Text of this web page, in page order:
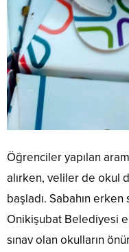
Öğrenciler yapılan
alırken, veliler de okul
başladı. Sabahın
Onikişubat Belediyesi
sınav olan okulların